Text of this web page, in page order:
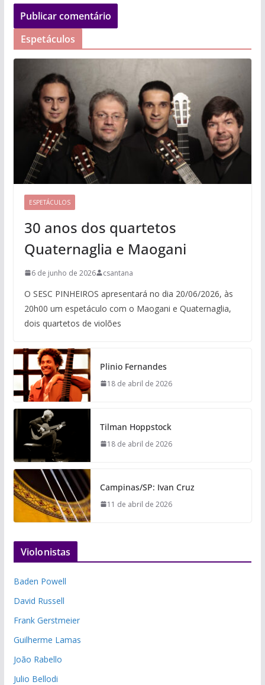
Espetáculos
ESPETÁCULOS
30 anos dos quartetos
Quaternaglia e Maogani
6 de junho de 2026 csantana
O SESC PINHEIROS apresentará no dia 20/06/2026, às
20h00 um espetáculo com o Maogani e Quaternaglia,
dois quartetos de violões
Plinio Fernandes
18 de abril de 2026
Tilman Hoppstock
18 de abril de 2026
Campinas/SP: Ivan Cruz
11 de abril de 2026
Violonistas
Baden Powell
David Russell
Frank Gerstmeier
Guilherme Lamas
João Rabello
Julio Bellodi